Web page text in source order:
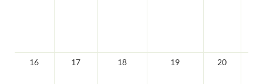
16 17 18 19 20